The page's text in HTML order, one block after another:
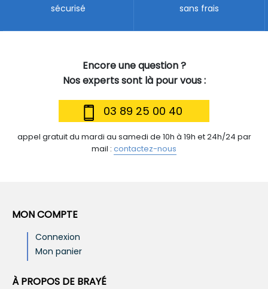
Encore une question ?
Nos experts sont là pour vous :
03 89 25 00 40
appel gratuit du mardi au samedi de 10h à 19h et 24h/24 par
mail : contactez-nous
sécurisé
sans frais
MON COMPTE
Connexion
Mon panier
À PROPOS DE BRAYÉ